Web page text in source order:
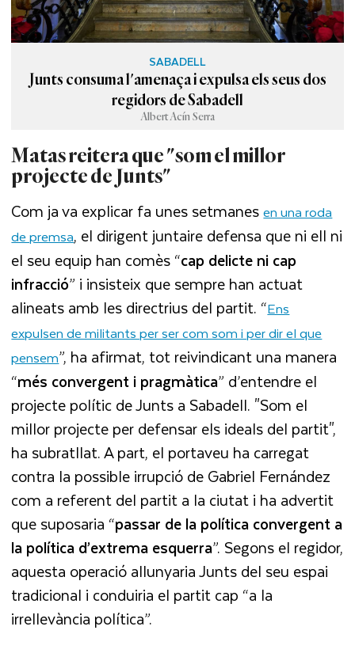
SABADELL
Junts consuma l'amenaça i expulsa els seus dos
regidors de Sabadell
Albert Acín Serra
Matas reitera que "som el millor
projecte de Junts"
Com ja va explicar fa unes setmanesen una roda
de premsa, el dirigent juntaire defensa que ni ell ni
el seu equip han comès “cap delicte ni cap
infracció” i insisteix que sempre han actuat
alineats amb les directrius del partit. “Ens
expulsen de militants per ser com som i per dir el que
pensem”, ha afirmat, tot reivindicant una manera
“més convergent i pragmàtica” d’entendre el
projecte polític de Junts a Sabadell. "Som el
millor projecte per defensar els ideals del partit",
ha subratllat. A part, el portaveu ha carregat
contra la possible irrupció de Gabriel Fernández
com a referent del partit a la ciutat i ha advertit
que suposaria “passar de la política convergent a
la política d’extrema esquerra”. Segons el regidor,
aquesta operació allunyaria Junts del seu espai
tradicional i conduiria el partit cap “a la
irrellevància política”.